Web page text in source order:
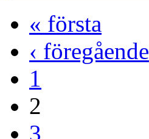
« första
‹ föregående
1
2
3